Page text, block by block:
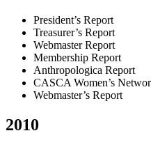
President’s Report
Treasurer’s Report
Webmaster Report
Membership Report
Anthropologica Report
CASCA Women’s
Webmaster’s Report
2010